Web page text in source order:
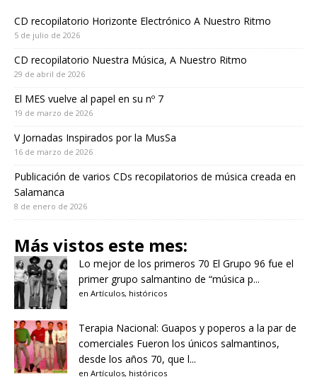
CD recopilatorio Horizonte Electrónico A Nuestro Ritmo
5 de julio de 2026
CD recopilatorio Nuestra Música, A Nuestro Ritmo
29 de abril de 2026
El MES vuelve al papel en su nº 7
19 de marzo de 2026
V Jornadas Inspirados por la MusSa
16 de marzo de 2026
Publicación de varios CDs recopilatorios de música creada en
Salamanca
8 de enero de 2026
Más vistos este mes:
Lo mejor de los primeros 70 El Grupo 96 fue el
primer grupo salmantino de “música p...
en Artículos, históricos
Terapia Nacional: Guapos y poperos a la par de
comerciales Fueron los únicos salmantinos,
desde los años 70, que l...
en Artículos, históricos